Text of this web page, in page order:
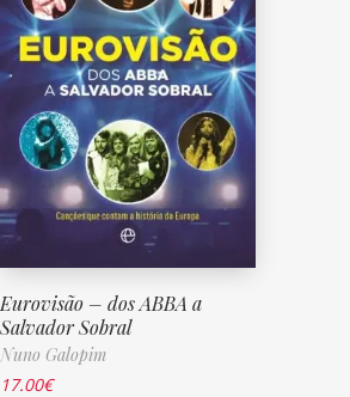
Eurovisão – dos ABBA a
Salvador Sobral
Nuno Galopim
17.00€